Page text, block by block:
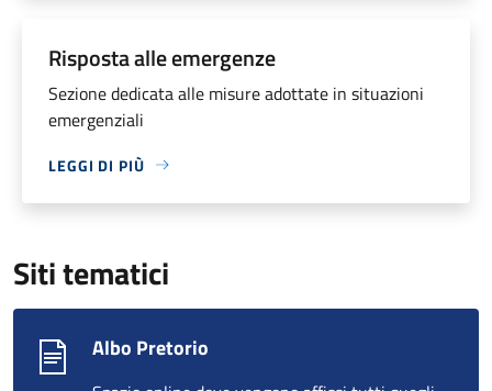
Risposta alle emergenze
Sezione dedicata alle misure adottate in situazioni
emergenziali
LEGGI DI PIÙ
Siti tematici
Albo Pretorio